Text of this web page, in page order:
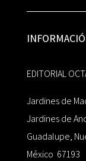
EDITORIAL
Jardines de
Jardines de
Guadalupe,
México 67193